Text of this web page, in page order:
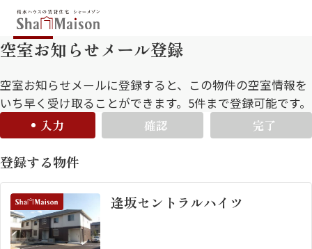
保存した条件
お気に入り
北海道
中部
九州
市区郡・路線・駅から探す
通勤・通学時間から探す
空室お知らせメール登録
空室お知らせメールに登録すると、この物件の空室情報を
いち早く受け取ることができます。5件まで登録可能です。
入力
確認 完了
登録する物件
逢坂セントラルハイツ